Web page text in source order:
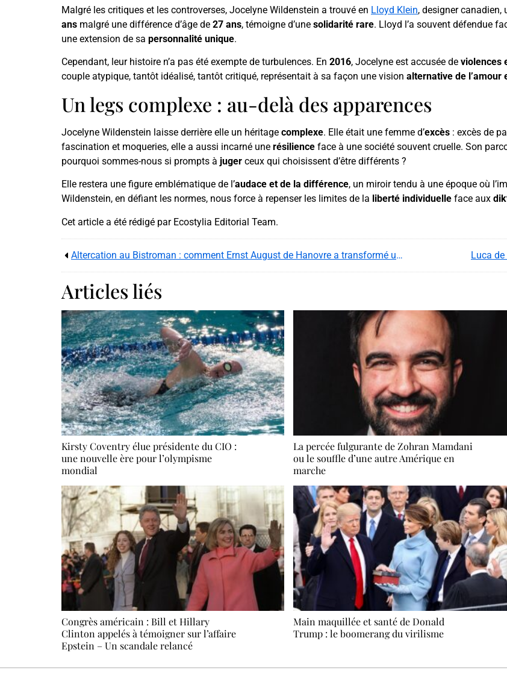
Malgré les critiques et les controverses, Jocelyne Wildenstein a trouvé en Lloyd Klein, designer canadien,
ans malgré une différence d’âge de 27 ans, témoigne d’une solidarité rare. Lloyd l’a souvent défendue
une extension de sa personnalité unique.
Cependant, leur histoire n’a pas été exempte de turbulences. En 2016, Jocelyne est accusée de violences
couple atypique, tantôt idéalisé, tantôt critiqué, représentait à sa façon une vision alternative de l’amour
Un legs complexe : au-delà des apparences
Jocelyne Wildenstein laisse derrière elle un héritage complexe. Elle était une femme d’excès : excès de
fascination et moqueries, elle a aussi incarné une résilience face à une société souvent cruelle. Son
pourquoi sommes-nous si prompts à juger ceux qui choisissent d’être différents ?
Elle restera une figure emblématique de l’audace et de la différence, un miroir tendu à une époque où
Wildenstein, en défiant les normes, nous force à repenser les limites de la liberté individuelle face aux
Cet article a été rédigé par Ecostylia Editorial Team.
Altercation au Bistroman : comment Ernst August de Hanovre a transformé une soirée madrilène en chaos princier Luca
Articles liés
Kirsty Coventry élue présidente du CIO :
une nouvelle ère pour l’olympisme
mondial
La percée fulgurante de Zohran Mamdani
ou le souffle d’une autre Amérique en
marche
Congrès américain : Bill et Hillary
Clinton appelés à témoigner sur l’affaire
Epstein – Un scandale relancé
Main maquillée et santé de Donald
Trump : le boomerang du virilisme